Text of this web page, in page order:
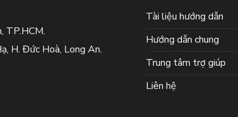
TP.HCM.
H. Đức Hoà, Long An.
Tài liệu hướng dẫn
Hướng dẫn chung
Trung tâm trợ giúp
Liên hệ